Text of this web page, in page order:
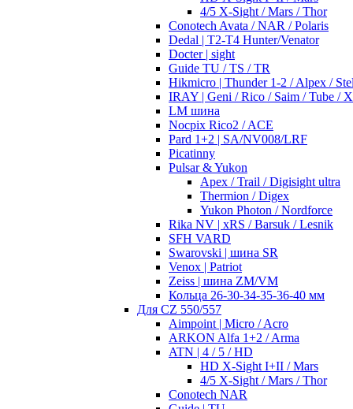
4/5 X-Sight / Mars / Thor
Conotech Avata / NAR / Polaris
Dedal | T2-T4 Hunter/Venator
Docter | sight
Guide TU / TS / TR
Hikmicro | Thunder 1-2 / Alpex /
IRAY | Geni / Rico / Saim / Tube /
LM шина
Nocpix Rico2 / ACE
Pard 1+2 | SA/NV008/LRF
Picatinny
Pulsar & Yukon
Apex / Trail / Digisight ultra
Thermion / Digex
Yukon Photon / Nordforce
Rika NV | xRS / Barsuk / Lesnik
SFH VARD
Swarovski | шина SR
Venox | Patriot
Zeiss | шина ZM/VM
Кольца 26-30-34-35-36-40 мм
Для CZ 550/557
Aimpoint | Micro / Acro
ARKON Alfa 1+2 / Arma
ATN | 4 / 5 / HD
HD X-Sight I+II / Mars
4/5 X-Sight / Mars / Thor
Conotech NAR